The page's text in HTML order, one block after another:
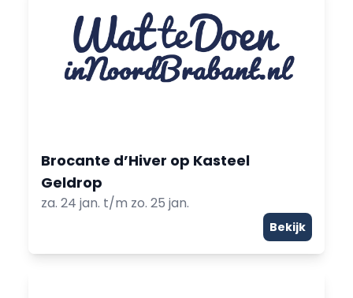
Brocante d’Hiver op Kasteel
Geldrop
za. 24 jan. t/m zo. 25 jan.
Bekijk